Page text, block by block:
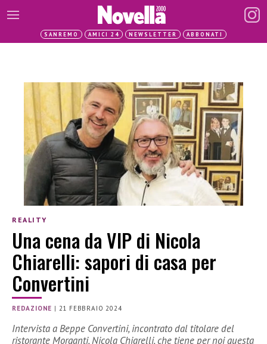
SANREMO AMICI 24 NEWSLETTER ABBONATI
REALITY
Una cena da VIP di Nicola
Chiarelli: sapori di casa per
Convertini
REDAZIONE | 21 FEBBRAIO 2024
Intervista a Beppe Convertini, incontrato dal titolare del
ristorante Morganti, Nicola Chiarelli, che tiene per noi questa